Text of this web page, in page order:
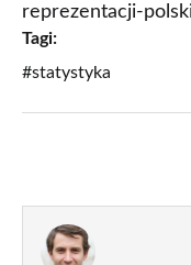
reprezentacji-
Tagi:
#statystyka